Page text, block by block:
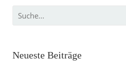
Neueste Beiträge